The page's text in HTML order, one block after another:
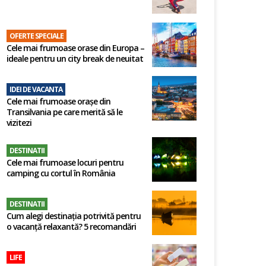
OFERTE SPECIALE
Cele mai frumoase orase din Europa –
ideale pentru un city break de neuitat
IDEI DE VACANTA
Cele mai frumoase orașe din
Transilvania pe care merită să le
vizitezi
DESTINATII
Cele mai frumoase locuri pentru
camping cu cortul în România
DESTINATII
Cum alegi destinația potrivită pentru
o vacanță relaxantă? 5 recomandări
LIFE